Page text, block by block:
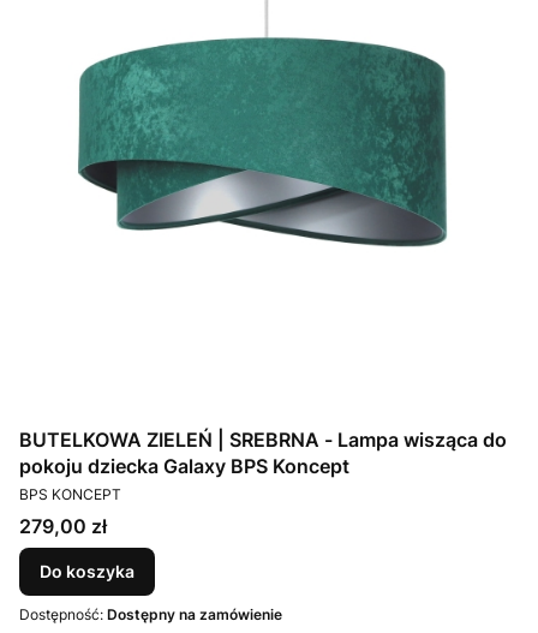
BUTELKOWA ZIELEŃ | SREBRNA - Lampa wisząca do
pokoju dziecka Galaxy BPS Koncept
PRODUCENT
BPS KONCEPT
Cena
279,00 zł
Do koszyka
Dostępność: Dostępny na zamówienie